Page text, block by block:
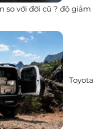
so với đời cũ ? độ giảm
Toyota